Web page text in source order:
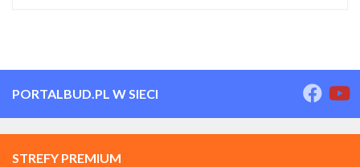
PORTALBUD.PL W SIECI
STREFY PREMIUM